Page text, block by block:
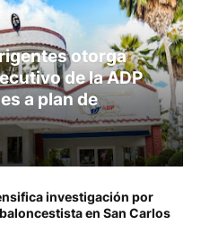
otorga
de la ADP
a plan de
investigación por
en San Carlos